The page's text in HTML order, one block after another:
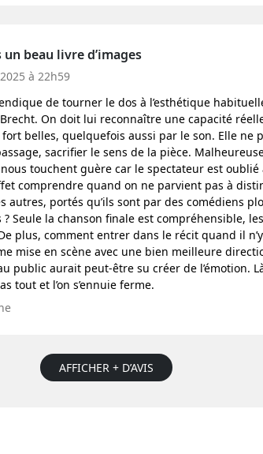
beau livre d’images
à 22h59
de tourner le dos à l’esthétique
On doit lui reconnaître une capacité
belles, quelquefois aussi par le son. Elle ne
sacrifier le sens de la pièce.
touchent guère car le spectateur est
comprendre quand on ne parvient pas à
autres, portés qu’ils sont par des comédiens
Seule la chanson finale est compréhensible,
plus, comment entrer dans le récit quand il
mise en scène avec une bien meilleure
public aurait peut-être su créer de l’émotion.
tout et l’on s’ennuie ferme.
AFFICHER + D’AVIS